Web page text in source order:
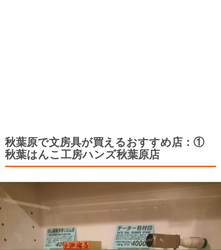
秋葉原で文房具が買えるおすすめ店：①
秋葉はんこ工房ハンズ秋葉原店